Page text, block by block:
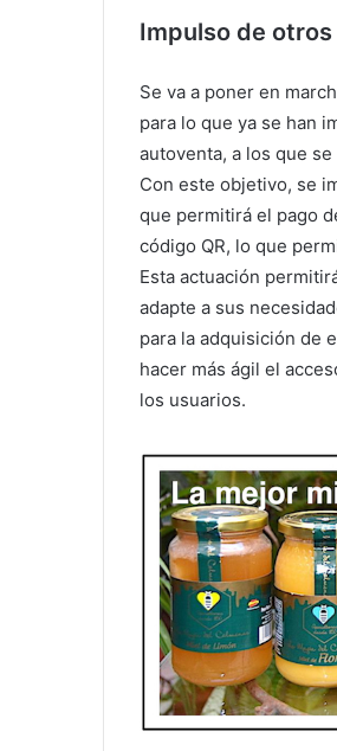
Impulso de
Se va a poner en
para lo que ya se han
autoventa, a los que
Con este objetivo, se
que permitirá el pago
código QR, lo que
Esta actuación
adapte a sus
para la adquisición de
hacer más ágil el
los usuarios.